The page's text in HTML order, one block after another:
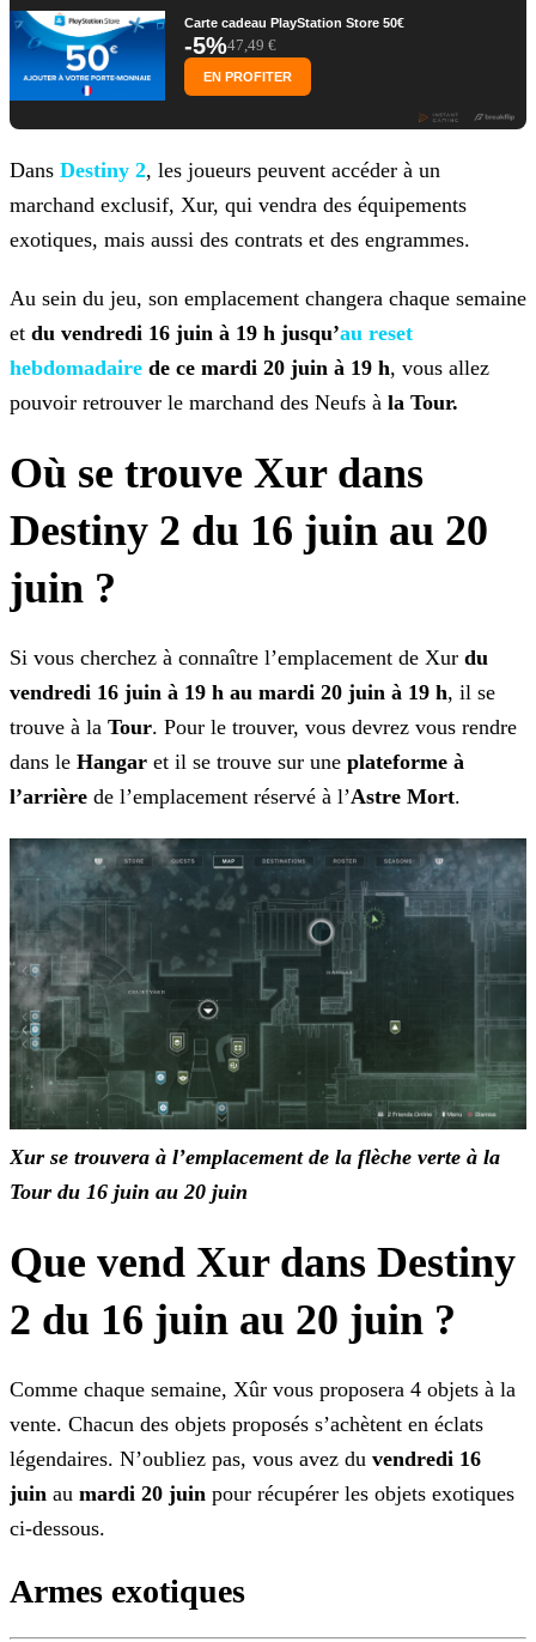
Carte cadeau PlayStation Store 50€
-5%47,49 €
EN PROFITER
Dans Destiny 2, les joueurs peuvent accéder à un
marchand exclusif, Xur, qui vendra des équipements
exotiques, mais aussi des contrats et des engrammes.
Au sein du jeu, son emplacement changera chaque semaine
et du vendredi 16 juin à 19 h jusqu’au reset
hebdomadaire de ce mardi 20 juin à 19 h, vous allez
pouvoir retrouver le marchand des Neufs à la Tour.
Où se trouve Xur dans
Destiny 2 du 16 juin au 20
juin ?
Si vous cherchez à connaître l’emplacement de Xur du
vendredi 16 juin à 19 h au mardi 20 juin à 19 h, il se
trouve à la Tour. Pour le trouver, vous devrez vous rendre
dans le Hangar et il se trouve sur une plateforme à
l’arrière de l’emplacement réservé à l’Astre Mort.
Xur se trouvera à l’emplacement de la flèche verte à la
Tour du 16 juin au 20 juin
Que vend Xur dans Destiny
2 du 16 juin au 20 juin ?
Comme chaque semaine, Xûr vous proposera 4 objets à la
vente. Chacun des objets proposés s’achètent en éclats
légendaires. N’oubliez pas, vous avez du vendredi 16
juin au mardi 20 juin pour récupérer les objets exotiques
ci-dessous.
Armes exotiques